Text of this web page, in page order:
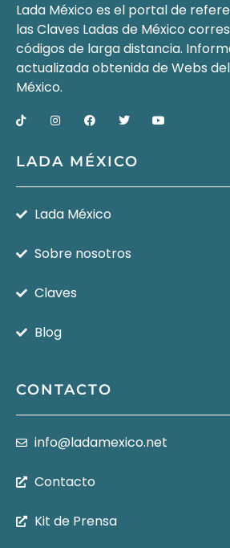
Lada México es el portal de
las Claves Ladas de México
códigos de larga distancia.
actualizada obtenida de Webs del
México.
LADA MÉXICO
Lada México
Sobre nosotros
Claves
Blog
CONTACTO
info@ladamexico.net
Contacto
Kit de Prensa